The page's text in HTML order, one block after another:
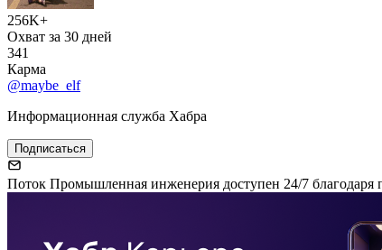
256K+
Охват за 30 дней
341
Карма
@maybe_elf
Информационная служба Хабра
Подписаться
Поток Промышленная инженерия доступен 24/7 благодаря